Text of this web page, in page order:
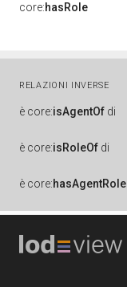
core:hasRole
RELAZIONI INVERSE
è core:isAgentOf di
è core:isRoleOf di
è core:hasAgentRole